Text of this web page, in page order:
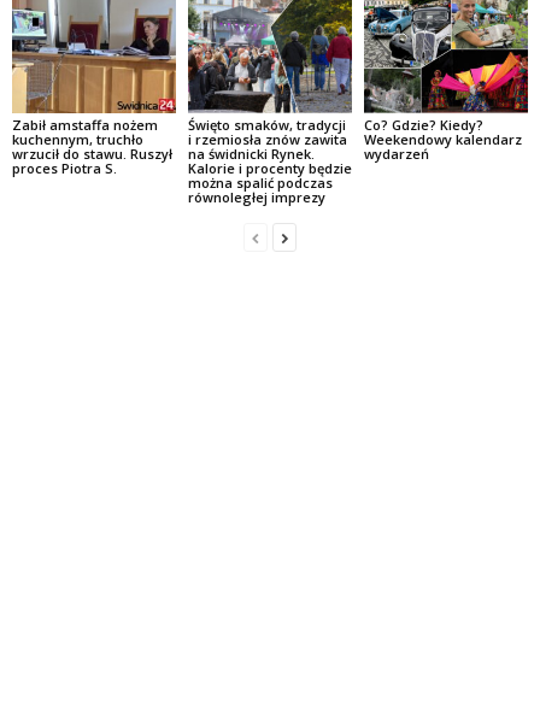
Zabił amstaffa nożem
kuchennym, truchło
wrzucił do stawu. Ruszył
proces Piotra S.
Święto smaków, tradycji
i rzemiosła znów zawita
na świdnicki Rynek.
Kalorie i procenty będzie
można spalić podczas
równoległej imprezy
Co? Gdzie? Kiedy?
Weekendowy kalendarz
wydarzeń